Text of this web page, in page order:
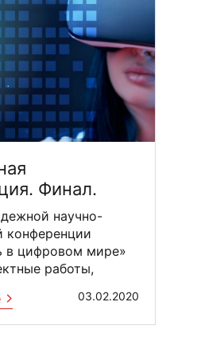
Финал.
научно-
конференции
в цифровом мире»
работы,
03.02.2020